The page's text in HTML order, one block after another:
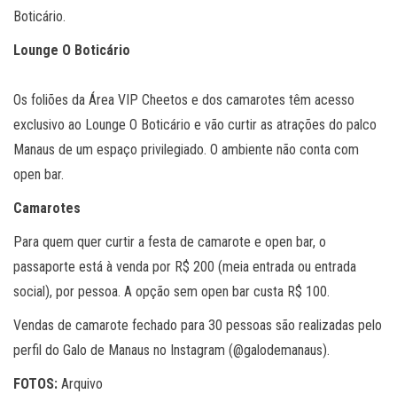
Boticário.
Lounge O Boticário
Os foliões da Área VIP Cheetos e dos camarotes têm acesso
exclusivo ao Lounge O Boticário e vão curtir as atrações do palco
Manaus de um espaço privilegiado. O ambiente não conta com
open bar.
Camarotes
Para quem quer curtir a festa de camarote e open bar, o
passaporte está à venda por R$ 200 (meia entrada ou entrada
social), por pessoa. A opção sem open bar custa R$ 100.
Vendas de camarote fechado para 30 pessoas são realizadas pelo
perfil do Galo de Manaus no Instagram (@galodemanaus).
FOTOS: Arquivo